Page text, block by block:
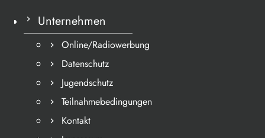
Unternehmen
Online/Radiowerbung
Datenschutz
Jugendschutz
Teilnahmebedingungen
Kontakt